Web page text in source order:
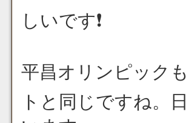
しいです❗
平昌オリンピック
トと同じですね。